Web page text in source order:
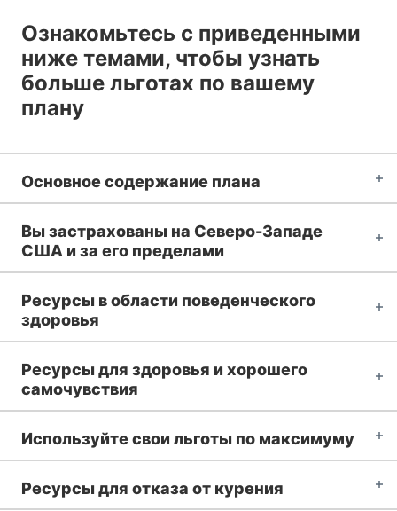
Ознакомьтесь с приведенными
ниже темами, чтобы узнать
больше льготах по вашему
плану
Основное содержание плана
Вы застрахованы на Северо-Западе
США и за его пределами
Ресурсы в области поведенческого
здоровья
Ресурсы для здоровья и хорошего
самочувствия
Используйте свои льготы по максимуму
Ресурсы для отказа от курения